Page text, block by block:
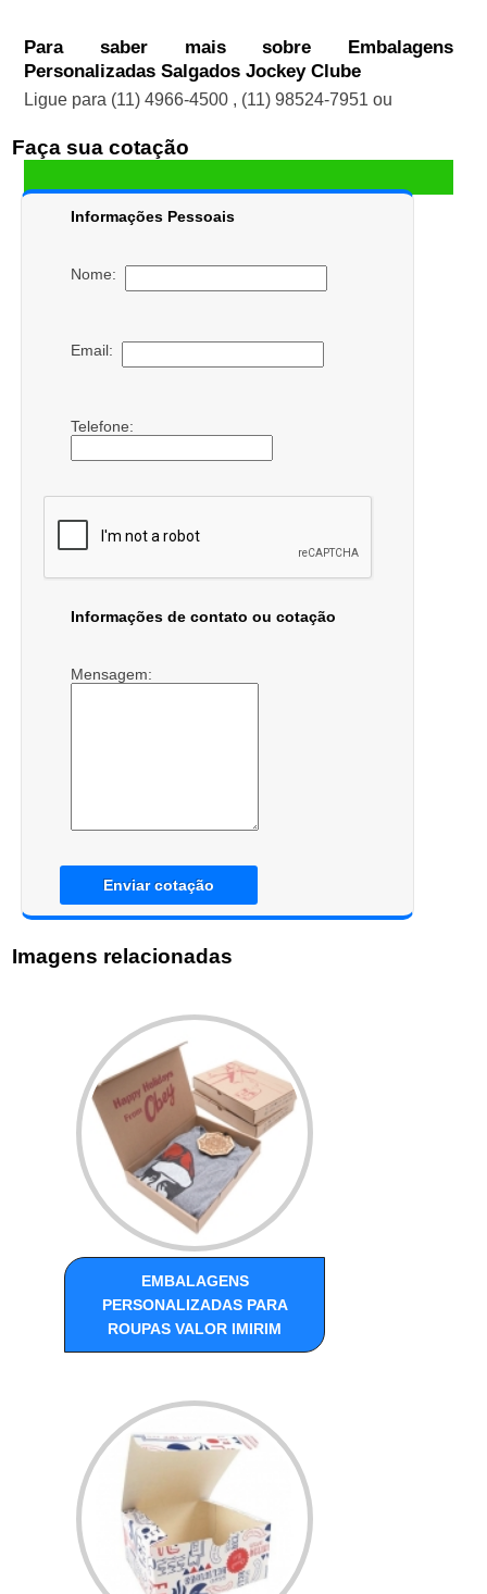
Para saber mais sobre Embalagens
Personalizadas Salgados Jockey Clube
Ligue para (11) 4966-4500 , (11) 98524-7951 ou
Faça sua cotação
Informações Pessoais
Nome:
Email:
Telefone:
Informações de contato ou cotação
Mensagem:
Enviar cotação
Imagens relacionadas
EMBALAGENS
PERSONALIZADAS PARA
ROUPAS VALOR IMIRIM